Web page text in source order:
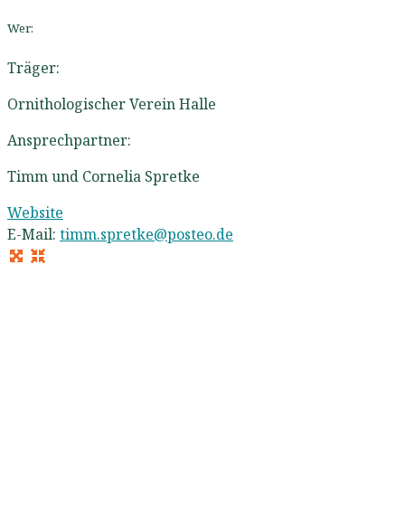
Wer:
Träger:
Ornithologischer Verein Halle
Ansprechpartner:
Timm und Cornelia Spretke
Website
E-Mail: timm.spretke@posteo.de